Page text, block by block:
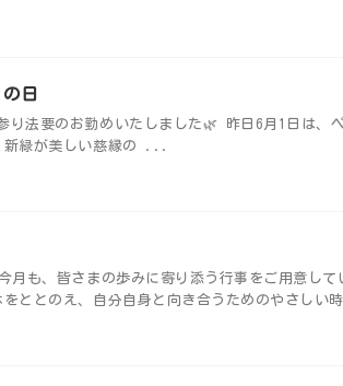
日
り法要のお勤めいたしました🌿 昨日6月1日は、
新緑が美しい慈縁の ...
月も、皆さまの歩みに寄り添う行事をご用意し
ととのえ、自分自身と向き合うためのやさしい